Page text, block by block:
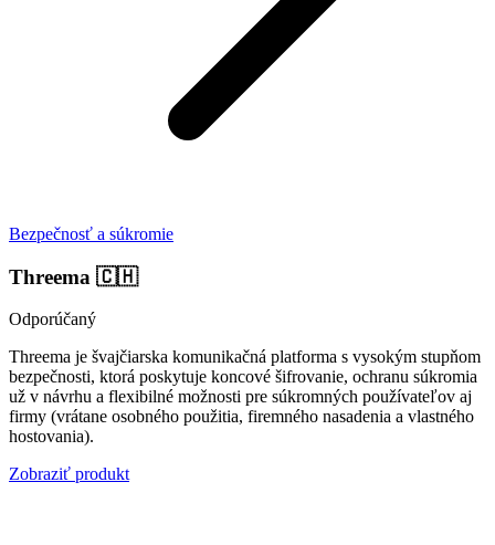
Bezpečnosť a súkromie
Threema 🇨🇭
Odporúčaný
Threema je švajčiarska komunikačná platforma s vysokým stupňom
bezpečnosti, ktorá poskytuje koncové šifrovanie, ochranu súkromia
už v návrhu a flexibilné možnosti pre súkromných používateľov aj
firmy (vrátane osobného použitia, firemného nasadenia a vlastného
hostovania).
Zobraziť produkt